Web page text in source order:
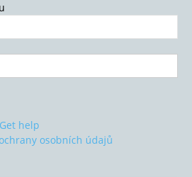
help
osobních údajů